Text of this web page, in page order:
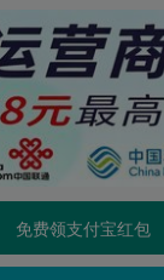
免费领支付宝红包